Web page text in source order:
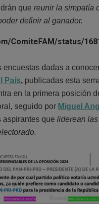
que reunir la simpatía
definir al ganador.
ComiteFAM/status/
dadas a
País, publicadas esta
en la primera posición
seguido por Miguel
aspirantes que liderean las